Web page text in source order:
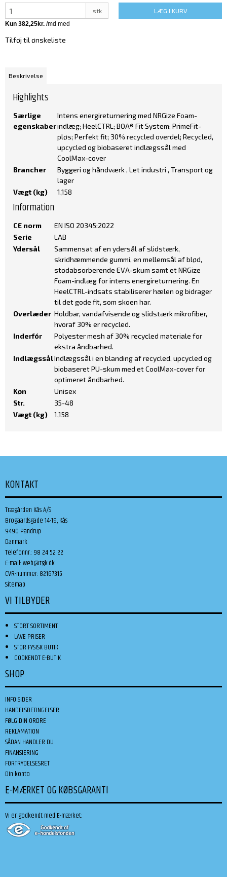
stk LÆG I KURV
Tilføj til ønskeliste
Beskrivelse
Highlights
Særlige
egenskaber
Intens energireturnering med NRGize Foam-
indlæg; HeelCTRL; BOA® Fit System; PrimeFit-
pløs; Perfekt fit; 30% recycled overdel; Recycled,
upcycled og biobaseret indlægssål med
CoolMax-cover
Brancher
Byggeri og håndværk , Let industri , Transport og
lager
Vægt (kg)
1,158
Information
CE norm
EN ISO 20345:2022
Serie
LAB
Ydersål
Sammensat af en ydersål af slidstærk,
skridhæmmende gummi, en mellemsål af blød,
stødabsorberende EVA-skum samt et NRGize
Foam-indlæg for intens energireturnering. En
HeelCTRL-indsats stabiliserer hælen og bidrager
til det gode fit, som skoen har.
Overlæder Holdbar, vandafvisende og slidstærk mikrofiber,
hvoraf 30% er recycled.
Inderfór
Polyester mesh af 30% recycled materiale for
ekstra åndbarhed.
IndlægssålIndlægssål i en blanding af recycled, upcycled og
biobaseret PU-skum med et CoolMax-cover for
optimeret åndbarhed.
Køn
Unisex
Str.
35-48
Vægt (kg)
1,158
KONTAKT
Trægården Kås A/S
Brogaardsgade 14-19, Kås
9490 Pandrup
Danmark
Telefonnr.: 98 24 52 22
E-mail:web@tgk.dk
CVR-nummer: 82167315
Sitemap
VI TILBYDER
STORT SORTIMENT
LAVE PRISER
STOR FYSISK BUTIK
GODKENDT E-BUTIK
SHOP
INFO SIDER
HANDELSBETINGELSER
FØLG DIN ORDRE
REKLAMATION
SÅDAN HANDLER DU
FINANSIERING
FORTRYDELSESRET
Din konto
E-MÆRKET OG KØBSGARANTI
Vi er godkendt med E-mærket: